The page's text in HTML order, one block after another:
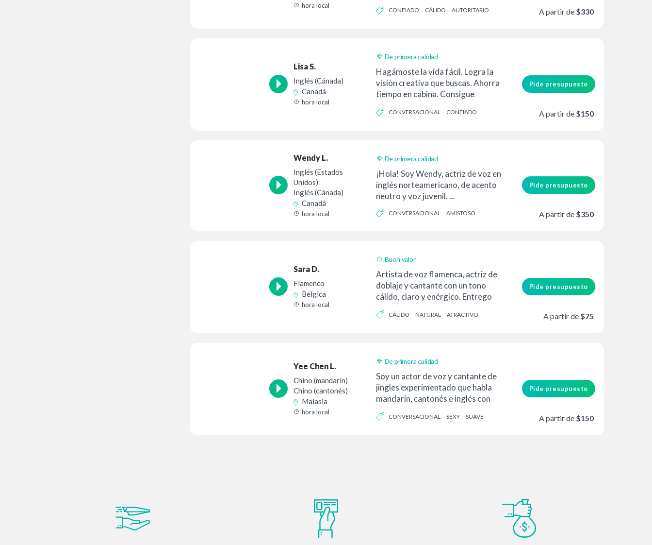
hora local
CONFIADO CÁLIDO AUTORITARIO A partir de $330
Lisa S.
Inglés (Cánada)
Canadá
hora local
De primera calidad
Hagámoste la vida fácil. Logra la
visión creativa que buscas. Ahorra
tiempo en cabina. Consigue
CONVERSACIONAL CONFIADO
Pide presupuesto
A partir de $150
Wendy L.
Inglés (Estados
Unidos)
Inglés (Cánada)
Canadá
hora local
De primera calidad
¡Hola! Soy Wendy, actriz de voz en
inglés norteamericano, de acento
neutro y voz juvenil. ...
CONVERSACIONAL AMISTOSO
Pide presupuesto
A partir de $350
Sara D.
Flamenco
Bélgica
hora local
Buen valor
Artista de voz flamenca, actriz de
doblaje y cantante con un tono
cálido, claro y enérgico. Entrego
CÁLIDO NATURAL ATRACTIVO
Pide presupuesto
A partir de $75
Yee Chen L.
Chino (mandarín)
Chino (cantonés)
Malasia
hora local
De primera calidad
Soy un actor de voz y cantante de
jingles experimentado que habla
mandarín, cantonés e inglés con
CONVERSACIONAL SEXY SUAVE
Pide presupuesto
A partir de $150